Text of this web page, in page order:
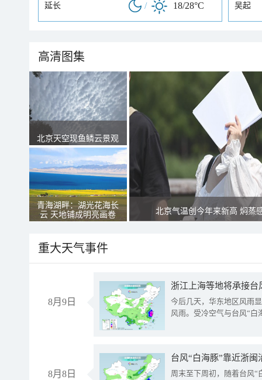
延长 / 18/28°C 吴起
高清图集
北京天空现鱼鳞云景观
青海湖畔：湖光花海长
云 天地铺成明亮画卷
北京气温创今年来新高 焖蒸
重大天气事件
8月9日
浙江上海等地将承接台
今后几天，华东地区风雨
风雨。受冷空气与台风“白
8月8日
台风“白海豚”靠近浙
周末至下周初，随着台风“